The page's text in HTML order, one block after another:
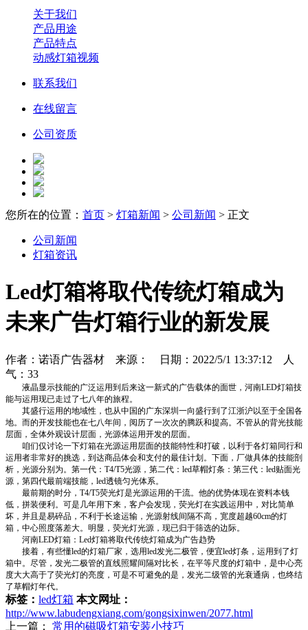
关于我们
产品用途
产品特点
动感灯箱视频
联系我们
在线留言
公司资质
您所在的位置： 首页 > 灯箱新闻 > 公司新闻 > 正文
公司新闻
灯箱资讯
Led灯箱将取代传统灯箱成为
未来广告灯箱行业的新发展
作者：诺语广告器材 来源： 日期：2022/5/1 13:37:12 人
气： 33
液晶显示技能的广泛运用到后来这一新式的广告载体的面世，河南LED灯箱技
能与运用现已走过了七八年的旅程。
其盛行运用的地域性，也从中国的广东深圳一向盛行到了江浙沪以至于全国各
地。而的开发技能也在七八年间，阅历了一次次的腾跃和提高。不管从的背光技能
层面，全体外观设计层面，光源体运用开发的层面。
咱们仅讨论一下灯箱在光源运用层面的技能特性和打破，以利于各灯箱同行和
运用者非常好的挑选，到达商品体会和支付的最佳计划。下面，厂做具体的技能剖
析，光源分别为。第一代：T4/T5光源，第二代：led草帽灯条：第三代：led贴面光
源，第四代最前端技能，led透镜匀光体系。
最前期的时分，T4/T5荧光灯是光源运用的干流。他的优势体现在资料本钱
低，拼装便利。可是几年用下来，客户会发现，荧光灯在实践运用中，对比简单
坏，并且是易碎品，不利于长途运输，光源射线间隔不高，宽度超越60cm的灯
箱，中心照度落差大。明显，荧光灯光源，现已归于筛选的边际。
河南LED灯箱：Led灯箱将取代传统灯箱成为广告趋势
接着，有些懂led的灯箱厂家，选用led发光二极管，便宜led灯条，运用到了灯
箱中。尽管，发光二极管的直线照耀间隔对比长，在平等尺度的灯箱中，是中心亮
度大大高于了荧光灯的亮度，可是不可避免的是，发光二级管的光衰通病，也终结
了草帽灯年代。
标签： led灯箱 本文网址：
http://www.labudengxiang.com/gongsixinwen/2077.html
上一篇： 常用的磁吸灯箱安装小技巧